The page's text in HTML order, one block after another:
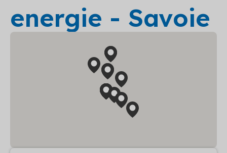
energie - Savoie